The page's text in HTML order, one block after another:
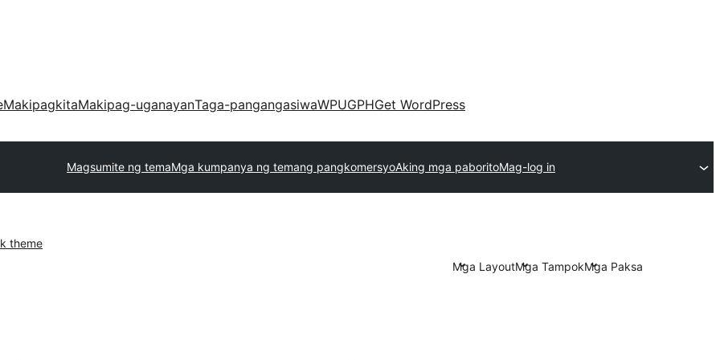
MakipagkitaMakipag-uganayanTaga-pangangasiwaWPUGPHGet WordPress
Magsumite ng temaMga kumpanya ng temang pangkomersyoAking mga paboritoMag-log in
theme
Mga LayoutMga TampokMga Paksa